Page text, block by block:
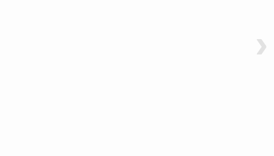
›